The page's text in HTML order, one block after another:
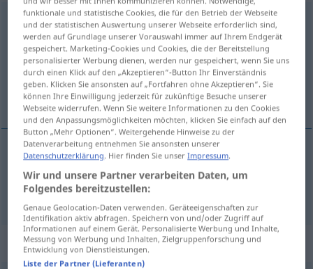
Ausgabeaufschlagm
Übersicht aller Übersetzungen
(Für mehr Details die Übersetzung anklicken/antippen)
prima de emisión
prima de emisión Ausgabeaufschlag
Fondssparen
Synonyme für "Ausgabeaufschlag"
funktionale und statistische Cookies, die für den Betrieb der Webseite
und der statistischen Auswertung unserer Webseite erforderlich sind,
werden auf Grundlage unserer Vorauswahl immer auf Ihrem Endgerät
gespeichert. Marketing-Cookies und Cookies, die der Bereitstellung
personalisierter Werbung dienen, werden nur gespeichert, wenn Sie uns
durch einen Klick auf den „Akzeptieren“-Button Ihr Einverständnis
geben. Klicken Sie ansonsten auf „Fortfahren ohne Akzeptieren“. Sie
können Ihre Einwilligung jederzeit für zukünftige Besuche unserer
Webseite widerrufen. Wenn Sie weitere Informationen zu den Cookies
und den Anpassungsmöglichkeiten möchten, klicken Sie einfach auf den
Button „Mehr Optionen“. Weitergehende Hinweise zu der
Datenverarbeitung entnehmen Sie ansonsten unserer
Datenschutzerklärung. Hier finden Sie unserImpressum.
Wir und unsere Partner verarbeiten Daten, um
Folgendes bereitzustellen:
Genaue Geolocation-Daten verwenden. Geräteeigenschaften zur
Identifikation aktiv abfragen. Speichern von und/oder Zugriff auf
Informationen auf einem Gerät. Personalisierte Werbung und Inhalte,
Messung von Werbung und Inhalten, Zielgruppenforschung und
Entwicklung von Dienstleistungen.
Liste der Partner (Lieferanten)